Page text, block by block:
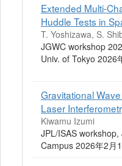
Extended Multi-
Huddle Tests in
T. Yoshizawa, S.
JGWC workshop
Univ. of Tokyo 2026
Gravitational
Laser
Kiwamu Izumi
JPL/ISAS
Campus 2026年2月